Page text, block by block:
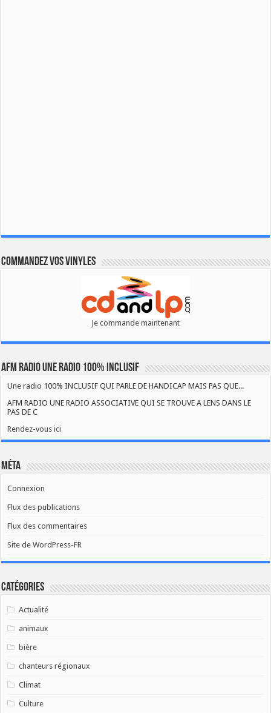
Commandez vos vinyles
Je commande maintenant
AFM RADIO UNE RADIO 100% INCLUSIF
Une radio 100% INCLUSIF QUI PARLE DE HANDICAP MAIS PAS QUE...
AFM RADIO UNE RADIO ASSOCIATIVE QUI SE TROUVE A LENS DANS LE
PAS DE C
Rendez-vous ici
Méta
Connexion
Flux des publications
Flux des commentaires
Site de WordPress-FR
Catégories
Actualité
animaux
bière
chanteurs régionaux
Climat
Culture